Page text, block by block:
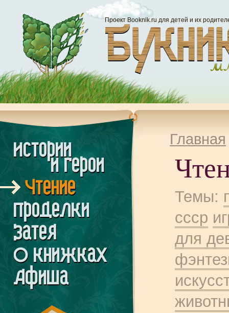
Проект Booknik.ru для детей и их
Главная
Темы:
ссср
для